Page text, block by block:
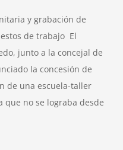
y grabación de
de trabajo El
junto a la concejal de
la concesión de
de una escuela-taller
no se lograba desde